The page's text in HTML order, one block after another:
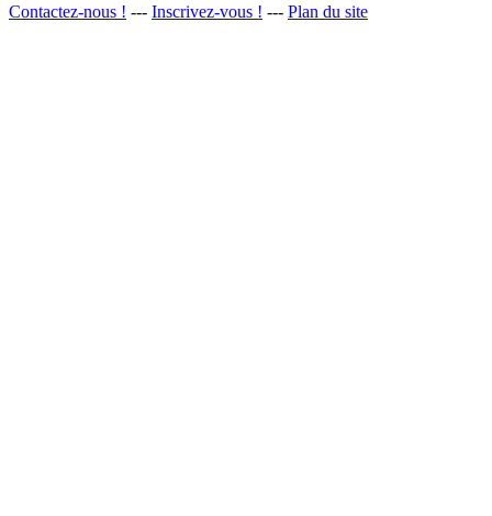
Contactez-nous ! --- Inscrivez-vous ! --- Plan du site